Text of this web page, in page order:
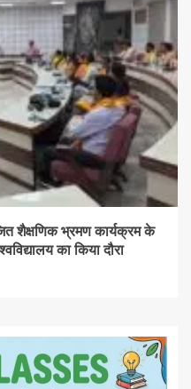
शैक्षणिक भ्रमण कार्यक्रम के
का किया दौरा